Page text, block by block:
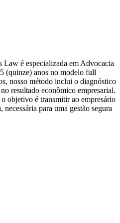
Law é especializada em Advocacia
(quinze) anos no modelo full
nosso método inclui o diagnóstico
resultado econômico empresarial.
objetivo é transmitir ao empresário
para uma gestão segura